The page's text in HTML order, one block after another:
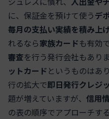
に、保証金を預けて使うデ
毎月の支払い実績を積み上
れるなら家族カードも有効
審査を行う発行会社もありま
ットカードというものはあ
行の拡大で即日発行クレジ
題が増えていますが、 信用
の表の順序でアプローチす